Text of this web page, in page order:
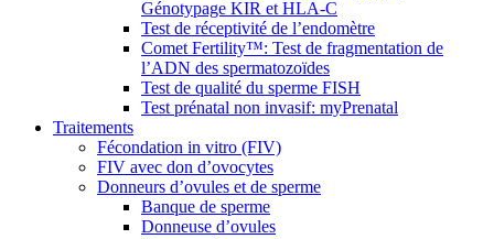
Génotypage KIR et HLA-C
Test de réceptivité de l’endomètre
Comet Fertility™: Test de fragmentation de
l’ADN des spermatozoïdes
Test de qualité du sperme FISH
Test prénatal non invasif: myPrenatal
Traitements
Fécondation in vitro (FIV)
FIV avec don d’ovocytes
Donneurs d’ovules et de sperme
Banque de sperme
Donneuse d’ovules